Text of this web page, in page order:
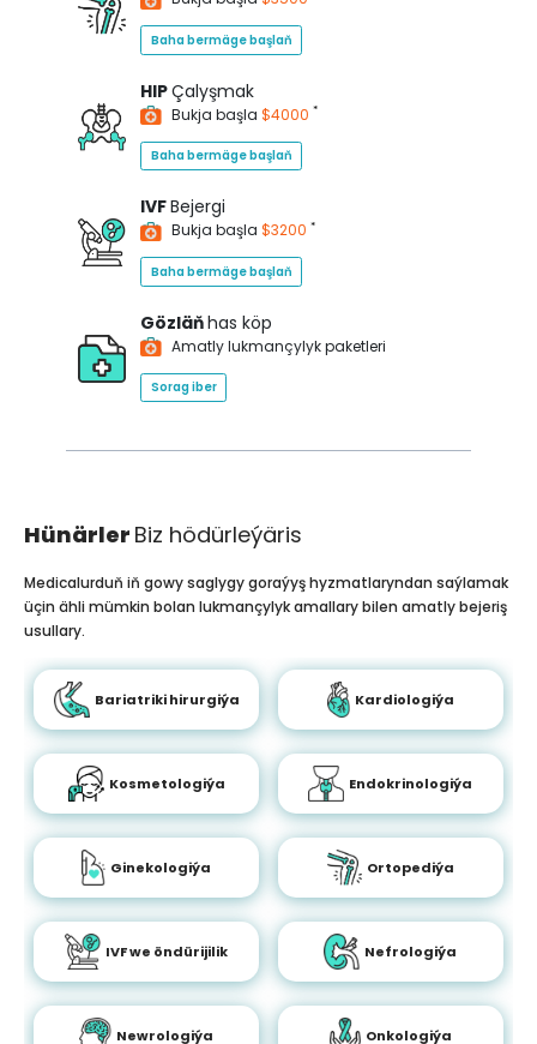
Baha bermäge başlaň
HIPÇalyşmak
Bukja başla $4000 *
Baha bermäge başlaň
IVFBejergi
Bukja başla $3200 *
Baha bermäge başlaň
Gözläňhas köp
Amatly lukmançylyk paketleri
Sorag iber
Hünärler Biz hödürleýäris
Medicalurduň iň gowy saglygy goraýyş hyzmatlaryndan saýlamak
üçin ähli mümkin bolan lukmançylyk amallary bilen amatly bejeriş
usullary.
Bariatriki hirurgiýa Kardiologiýa
Kosmetologiýa Endokrinologiýa
Ginekologiýa Ortopediýa
IVF we öndürijilik Nefrologiýa
Newrologiýa Onkologiýa